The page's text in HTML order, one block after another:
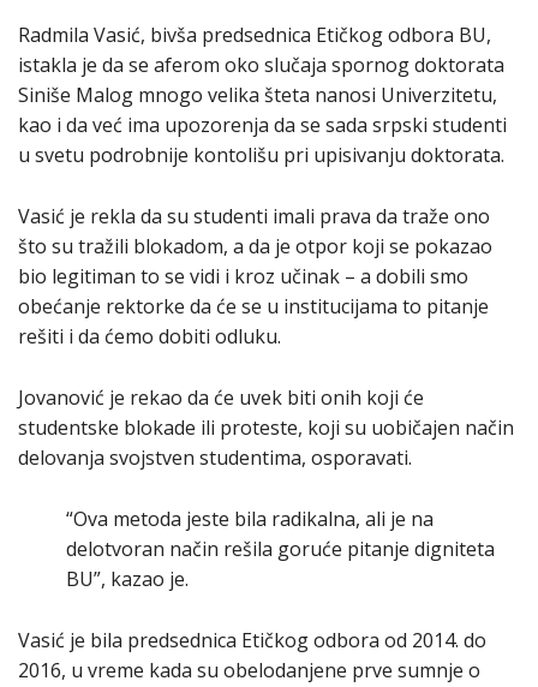
Radmila Vasić, bivša predsednica Etičkog odbora BU,
istakla je da se aferom oko slučaja spornog doktorata
Siniše Malog mnogo velika šteta nanosi Univerzitetu,
kao i da već ima upozorenja da se sada srpski studenti
u svetu podrobnije kontolišu pri upisivanju doktorata.
Vasić je rekla da su studenti imali prava da traže ono
što su tražili blokadom, a da je otpor koji se pokazao
bio legitiman to se vidi i kroz učinak – a dobili smo
obećanje rektorke da će se u institucijama to pitanje
rešiti i da ćemo dobiti odluku.
Jovanović je rekao da će uvek biti onih koji će
studentske blokade ili proteste, koji su uobičajen način
delovanja svojstven studentima, osporavati.
“Ova metoda jeste bila radikalna, ali je na
delotvoran način rešila goruće pitanje digniteta
BU”, kazao je.
Vasić je bila predsednica Etičkog odbora od 2014. do
2016, u vreme kada su obelodanjene prve sumnje o